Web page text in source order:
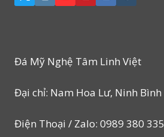
Đá Mỹ Nghệ Tâm Linh Việt
Đại chỉ: Nam Hoa Lư, Ninh Bình
Điện Thoại / Zalo: 0989 380 335